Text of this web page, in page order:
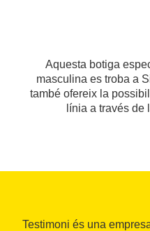
Aquesta botiga
masculina es troba a
també ofereix la
línia a través de
Testimoni és una